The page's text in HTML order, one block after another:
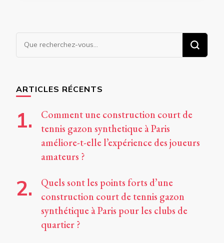
ARTICLES RÉCENTS
Comment une construction court de
tennis gazon synthetique à Paris
améliore-t-elle l’expérience des joueurs
amateurs ?
Quels sont les points forts d’une
construction court de tennis gazon
synthétique à Paris pour les clubs de
quartier ?